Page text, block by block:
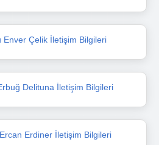
Enver Çelik İletişim Bilgileri
Delituna İletişim Bilgileri
Erdiner İletişim Bilgileri